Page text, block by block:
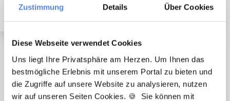
Zustimmung Details Über Cookies
Diese Webseite verwendet Cookies
Uns liegt Ihre Privatsphäre am Herzen. Um Ihnen das
bestmögliche Erlebnis mit unserem Portal zu bieten und
die Zugriffe auf unsere Website zu analysieren, nutzen
wir auf unseren Seiten Cookies. 🍪 Sie können mit
🌟 PREMIUM-STELLENANGEBOT 🌟